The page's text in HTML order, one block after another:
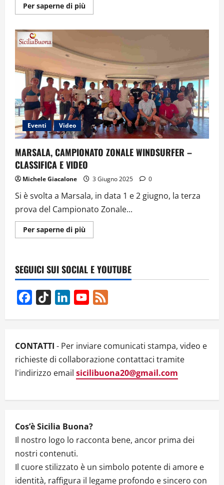
Per saperne di piùUlteriori
informazioni
STRISCIA
DI
GAZA.
LA
TESTIMONIANZA
DEL
DOTT.
MOHAMED
HELES
Eventi Video
MARSALA, CAMPIONATO ZONALE WINDSURFER –
CLASSIFICA E VIDEO
Michele Giacalone 3 Giugno 2025 0
Si è svolta a Marsala, in data 1 e 2 giugno, la terza
prova del Campionato Zonale...
Per saperne di piùUlteriori
informazioni
ZONALE
WINDSURFER
–
E
VIDEO
SEGUICI SUI SOCIAL E YOUTUBE
Facebook
TikTok LinkedInYouTube
CONTATTI - Per inviare comunicati stampa, video e
richieste di collaborazione contattaci tramite
l'indirizzo email sicilibuona20@gmail.com
Cos’è Sicilia Buona?
Il nostro logo lo racconta bene, ancor prima dei
nostri contenuti.
Il cuore stilizzato è un simbolo potente di amore e
identità, raffigura il legame profondo e sincero con